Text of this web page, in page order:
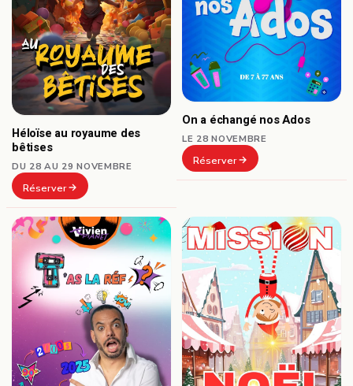
Héloïse au royaume des
bêtises
DU 28 AU 29 NOVEMBRE
Réserver
On a échangé nos Ados
LE 28 NOVEMBRE
Réserver